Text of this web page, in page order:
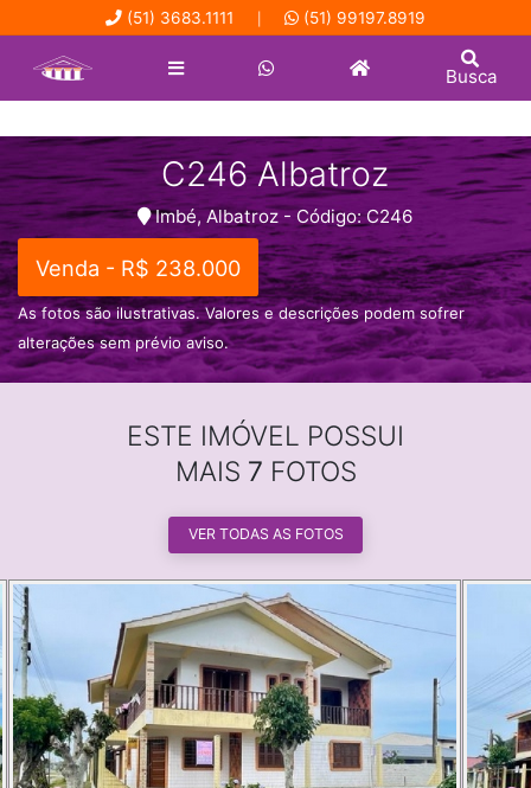
(51) 3683.1111 (51) 99197.8919
Busca
C246 Albatroz
Imbé, Albatroz - Código: C246
Venda - R$ 238.000
As fotos são ilustrativas. Valores e descrições podem sofrer
alterações sem prévio aviso.
ESTE IMÓVEL POSSUI
MAIS 7 FOTOS
VER TODAS AS FOTOS